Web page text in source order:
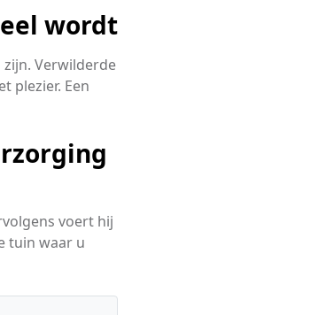
wordt
Verwilderde
plezier. Een
voert hij
tuin waar u